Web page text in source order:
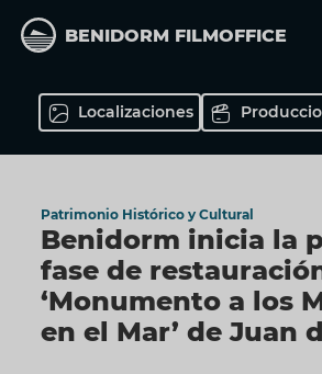
contenido
BENIDORM FILMOFFICE
Localizaciones
Patrimonio Histórico y Cultural
Benidorm inicia la
fase de
‘Monumento a los
en el Mar’ de Juan